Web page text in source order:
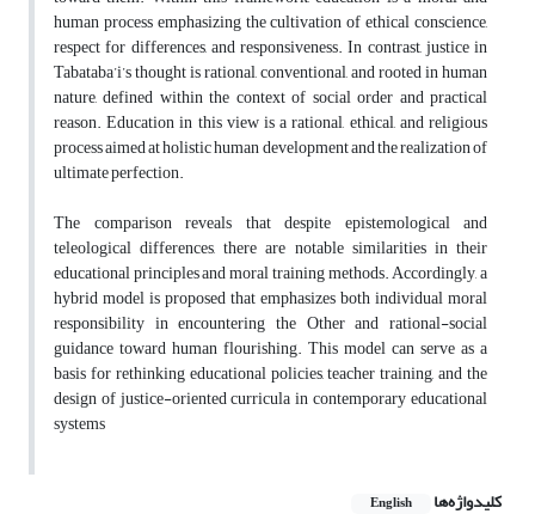
human process emphasizing the cultivation of ethical conscience,
respect for differences, and responsiveness. In contrast, justice in
Tabataba’i’s thought is rational, conventional, and rooted in human
nature, defined within the context of social order and practical
reason. Education in this view is a rational, ethical, and religious
process aimed at holistic human development and the realization of
ultimate perfection.
The comparison reveals that despite epistemological and
teleological differences, there are notable similarities in their
educational principles and moral training methods. Accordingly, a
hybrid model is proposed that emphasizes both individual moral
responsibility in encountering the Other and rational-social
guidance toward human flourishing. This model can serve as a
basis for rethinking educational policies, teacher training, and the
design of justice-oriented curricula in contemporary educational
systems
کلیدواژه‌ها English